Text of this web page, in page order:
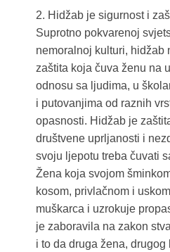
2. Hidžab je sigurnost i
Suprotno pokvarenoj
nemoralnoj kulturi, hidžab
zaštita koja čuva ženu na
odnosu sa ljudima, u
i putovanjima od raznih
opasnosti. Hidžab je
društvene uprljanosti i
svoju ljepotu treba čuvati
Žena koja svojom
kosom, privlačnom i
muškarca i uzrokuje
je zaboravila na zakon
i to da druga žena,